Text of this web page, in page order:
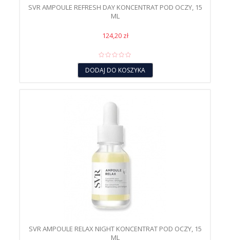
SVR AMPOULE REFRESH DAY KONCENTRAT POD OCZY, 15
ML
124,20 zł
DODAJ DO KOSZYKA
SVR AMPOULE RELAX NIGHT KONCENTRAT POD OCZY, 15
ML